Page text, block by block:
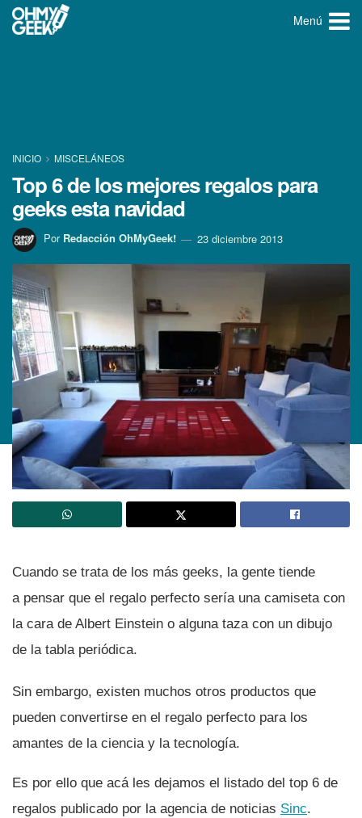
Menú
INICIO MISCELÁNEOS
Top 6 de los mejores regalos para
geeks esta navidad
Por Redacción OhMyGeek! 23 diciembre 2013
Cuando se trata de los más geeks, la gente tiende
a pensar que el regalo perfecto serí­a una camiseta con
la cara de Albert Einstein o alguna taza con un dibujo
de la tabla periódica.
Sin embargo, existen muchos otros productos que
pueden convertirse en el regalo perfecto para los
amantes de la ciencia y la tecnologí­a.
Es por ello que acá les dejamos el listado del top 6 de
regalos publicado por la agencia de noticias Sinc.